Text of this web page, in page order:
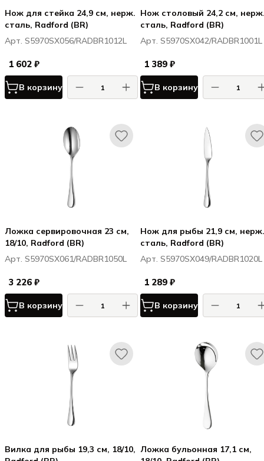
Нож для стейка 24,9 см, нерж.
сталь, Radford (BR)
Арт. S5970SX056/RADBR1012L
1 602 ₽
В корзину
Нож столовый 24,2 см,
сталь, Radford (BR)
Арт. S5970SX042/RADBR1001L
1 389 ₽
В корзину
Ложка сервировочная 23 см,
18/10, Radford (BR)
Арт. S5970SX061/RADBR1050L
3 226 ₽
В корзину
Нож для рыбы 21,9 см, нерж.
сталь, Radford (BR)
Арт. S5970SX049/RADBR1020L
1 289 ₽
В корзину
Вилка для рыбы 19,3 см, 18/10, Ложка бульонная 17,1 см,